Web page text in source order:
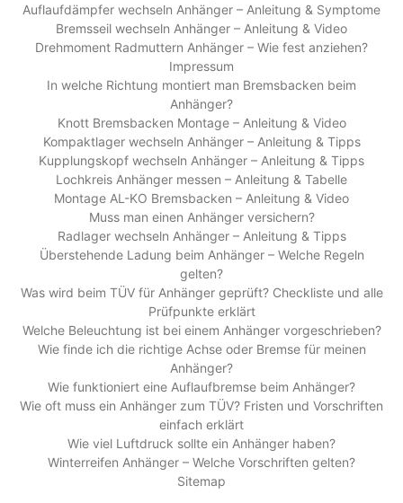
Auflaufdämpfer wechseln Anhänger – Anleitung & Symptome
Bremsseil wechseln Anhänger – Anleitung & Video
Drehmoment Radmuttern Anhänger – Wie fest anziehen?
Impressum
In welche Richtung montiert man Bremsbacken beim
Anhänger?
Knott Bremsbacken Montage – Anleitung & Video
Kompaktlager wechseln Anhänger – Anleitung & Tipps
Kupplungskopf wechseln Anhänger – Anleitung & Tipps
Lochkreis Anhänger messen – Anleitung & Tabelle
Montage AL-KO Bremsbacken – Anleitung & Video
Muss man einen Anhänger versichern?
Radlager wechseln Anhänger – Anleitung & Tipps
Überstehende Ladung beim Anhänger – Welche Regeln
gelten?
Was wird beim TÜV für Anhänger geprüft? Checkliste und alle
Prüfpunkte erklärt
Welche Beleuchtung ist bei einem Anhänger vorgeschrieben?
Wie finde ich die richtige Achse oder Bremse für meinen
Anhänger?
Wie funktioniert eine Auflaufbremse beim Anhänger?
Wie oft muss ein Anhänger zum TÜV? Fristen und Vorschriften
einfach erklärt
Wie viel Luftdruck sollte ein Anhänger haben?
Winterreifen Anhänger – Welche Vorschriften gelten?
Sitemap